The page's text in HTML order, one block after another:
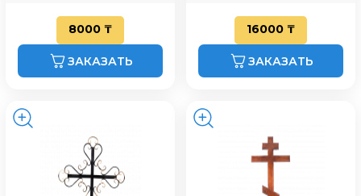
8000 ₸
ЗАКАЗАТЬ
16000 ₸
ЗАКАЗАТЬ